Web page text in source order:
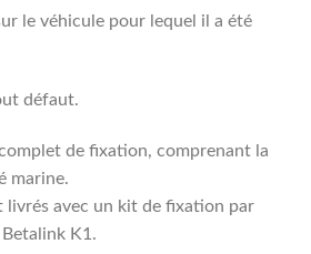
le véhicule pour lequel il a été
défaut.
de fixation, comprenant la
marine.
livrés avec un kit de fixation par
K1.